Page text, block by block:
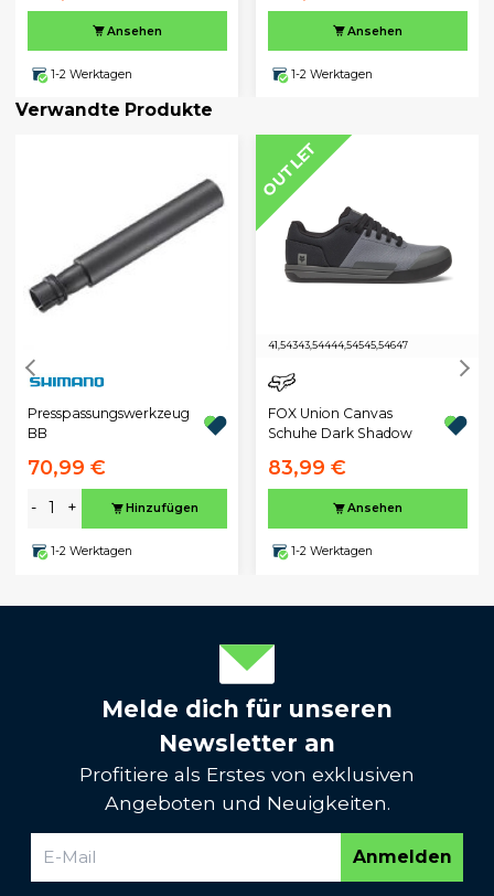
Ansehen
1-2 Werktagen
Ansehen
1-2 Werktagen
Verwandte Produkte
Presspassungswerkzeug
BB
70,99 €
- + Hinzufügen
1-2 Werktagen
OUTLET
41,54343,54444,54545,54647
FOX Union Canvas
Schuhe Dark Shadow
83,99 €
Ansehen
1-2 Werktagen
Melde dich für unseren
Newsletter an
Profitiere als Erstes von exklusiven
Angeboten und Neuigkeiten.
Anmelden